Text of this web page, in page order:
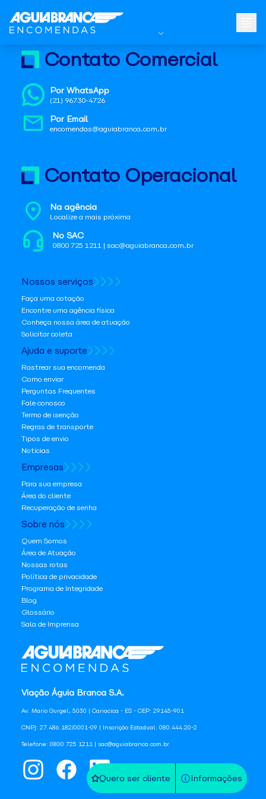
Quero ser cliente Informações
Viação Águia Branca S.A.
Av. Mario Gurgel, 5030 | Cariacica - ES - CEP: 29145-901
CNPJ: 27.486.182/0001-09 | Inscrição Estadual: 080.444.20-2
Telefone: 0800 725 1211 | sac@aguiabranca.com.br
Contato Comercial
Por WhatsApp
(21) 96730-4726
Por Email
encomendas@aguiabranca.com.br
Contato Operacional
Na agência
Localize a mais próxima
No SAC
0800 725 1211 | sac@aguiabranca.com.br
Nossos serviços
Faça uma cotação
Encontre uma agência física
Conheça nossa área de atuação
Solicitar coleta
Ajuda e suporte
Rastrear sua encomenda
Como enviar
Perguntas Frequentes
Fale conosco
Termo de isenção
Regras de transporte
Tipos de envio
Notícias
Empresas
Para sua empresa
Área do cliente
Recuperação de senha
Sobre nós
Quem Somos
Área de Atuação
Nossas rotas
Política de privacidade
Programa de Integridade
Blog
Glossário
Sala de Imprensa